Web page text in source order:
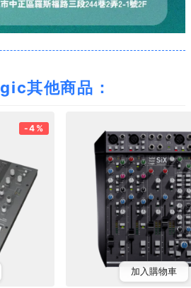
其他商品：
-4%
加入購物車